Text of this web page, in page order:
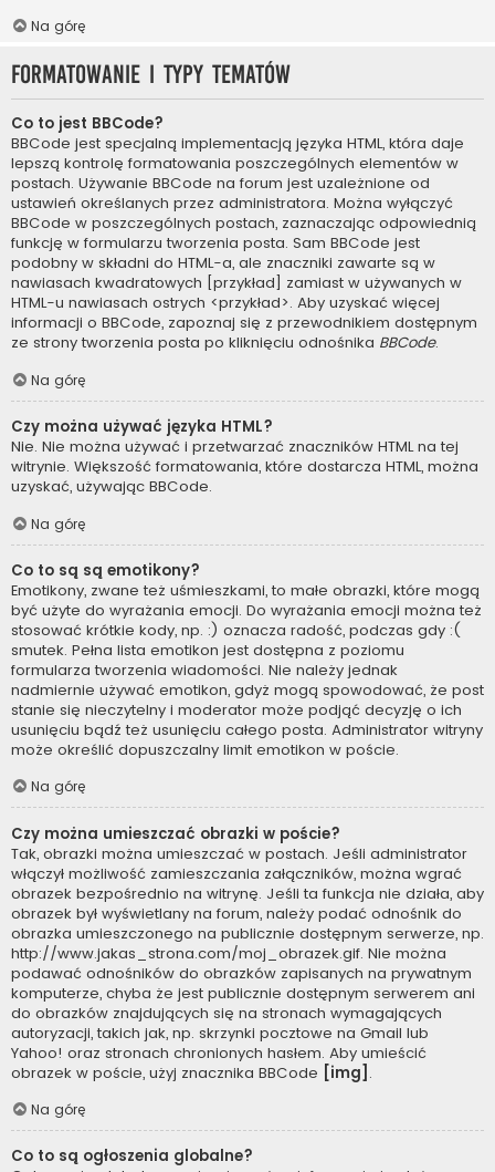
Na górę
Formatowanie i typy tematów
Co to jest BBCode?
BBCode jest specjalną implementacją języka HTML, która daje
lepszą kontrolę formatowania poszczególnych elementów w
postach. Używanie BBCode na forum jest uzależnione od
ustawień określanych przez administratora. Można wyłączyć
BBCode w poszczególnych postach, zaznaczając odpowiednią
funkcję w formularzu tworzenia posta. Sam BBCode jest
podobny w składni do HTML-a, ale znaczniki zawarte są w
nawiasach kwadratowych [przykład] zamiast w używanych w
HTML-u nawiasach ostrych <przykład>. Aby uzyskać więcej
informacji o BBCode, zapoznaj się z przewodnikiem dostępnym
ze strony tworzenia posta po kliknięciu odnośnika BBCode.
Na górę
Czy można używać języka HTML?
Nie. Nie można używać i przetwarzać znaczników HTML na tej
witrynie. Większość formatowania, które dostarcza HTML, można
uzyskać, używając BBCode.
Na górę
Co to są są emotikony?
Emotikony, zwane też uśmieszkami, to małe obrazki, które mogą
być użyte do wyrażania emocji. Do wyrażania emocji można też
stosować krótkie kody, np. :) oznacza radość, podczas gdy :(
smutek. Pełna lista emotikon jest dostępna z poziomu
formularza tworzenia wiadomości. Nie należy jednak
nadmiernie używać emotikon, gdyż mogą spowodować, że post
stanie się nieczytelny i moderator może podjąć decyzję o ich
usunięciu bądź też usunięciu całego posta. Administrator witryny
może określić dopuszczalny limit emotikon w poście.
Na górę
Czy można umieszczać obrazki w poście?
Tak, obrazki można umieszczać w postach. Jeśli administrator
włączył możliwość zamieszczania załączników, można wgrać
obrazek bezpośrednio na witrynę. Jeśli ta funkcja nie działa, aby
obrazek był wyświetlany na forum, należy podać odnośnik do
obrazka umieszczonego na publicznie dostępnym serwerze, np.
http://www.jakas_strona.com/moj_obrazek.gif. Nie można
podawać odnośników do obrazków zapisanych na prywatnym
komputerze, chyba że jest publicznie dostępnym serwerem ani
do obrazków znajdujących się na stronach wymagających
autoryzacji, takich jak, np. skrzynki pocztowe na Gmail lub
Yahoo! oraz stronach chronionych hasłem. Aby umieścić
obrazek w poście, użyj znacznika BBCode [img] .
Na górę
Co to są ogłoszenia globalne?